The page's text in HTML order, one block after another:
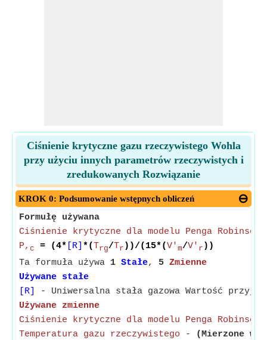
Ciśnienie krytyczne gazu rzeczywistego Wohla
przy użyciu innych parametrów rzeczywistych i
zredukowanych Rozwiązanie
KROK 0: Podsumowanie wstępnych obliczeń
Formułę używana
Ciśnienie krytyczne dla modelu Penga Robinsona
P, c = (4* [R] *(Trg/Tr ))/(15*(V' m/V' r ))
Ta formuła używa 1 Stałe, 5 Zmienne
Używane stałe
[R]
- Uniwersalna stała gazowa Wartość
Używane zmienne
Ciśnienie krytyczne dla modelu Penga Robinsona
Temperatura gazu rzeczywistego -
(Mierzone w